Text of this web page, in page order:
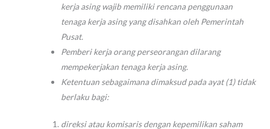
kerja asing wajib memiliki rencana penggunaan
tenaga kerja asing yang disahkan oleh Pemerintah
Pusat.
Pemberi kerja orang perseorangan dilarang
mempekerjakan tenaga kerja asing.
Ketentuan sebagaimana dimaksud pada ayat (1) tidak
berlaku bagi:
direksi atau komisaris dengan kepemilikan saham